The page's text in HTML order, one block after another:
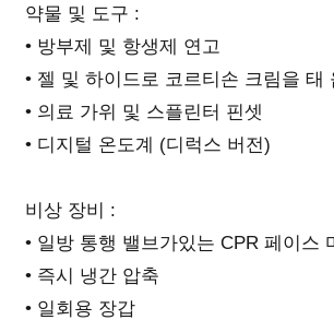
약물 및 도구 :
• 방부제 및 항생제 연고
• 젤 및 하이드로 코르티손 크림을 태
• 의료 가위 및 스플린터 핀셋
• 디지털 온도계 (디럭스 버전)
비상 장비 :
• 일방 통행 밸브가있는 CPR 페이스
• 즉시 냉간 압축
• 일회용 장갑